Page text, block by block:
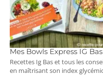
Mes Bowls Express IG Bas
Recettes Ig Bas et tous les
en maîtrisant son index